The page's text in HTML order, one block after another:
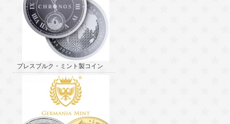
プレスブルク・ミント製コイン